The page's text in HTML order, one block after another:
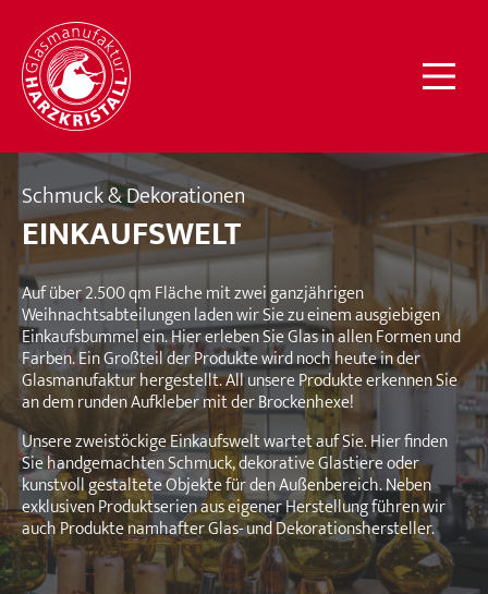
Schmuck & Dekorationen
EINKAUFSWELT
Auf über 2.500 qm Fläche mit zwei ganzjährigen
Weihnachtsabteilungen laden wir Sie zu einem ausgiebigen
Einkaufsbummel ein. Hier erleben Sie Glas in allen Formen und
Farben. Ein Großteil der Produkte wird noch heute in der
Glasmanufaktur hergestellt. All unsere Produkte erkennen Sie
an dem runden Aufkleber mit der Brockenhexe!
Unsere zweistöckige Einkaufswelt wartet auf Sie. Hier finden
Sie handgemachten Schmuck, dekorative Glastiere oder
kunstvoll gestaltete Objekte für den Außenbereich. Neben
exklusiven Produktserien aus eigener Herstellung führen wir
auch Produkte namhafter Glas- und Dekorationshersteller.